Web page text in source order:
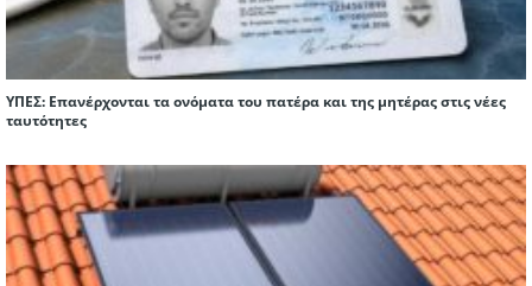
ΥΠΕΣ: Επανέρχονται τα ονόματα του πατέρα και της μητέρας στις νέες
ταυτότητες